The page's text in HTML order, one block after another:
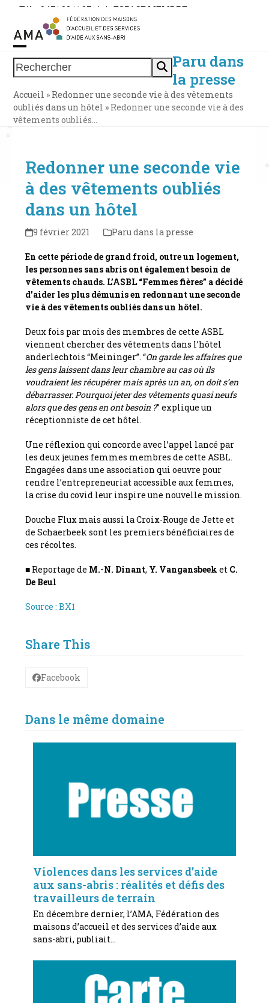
Skip
content
Tél. : 0471 38 11 37 | | ESPACE MEMBRE
Rechercher
Open
mobile
menu
Close
mobile
menu
Paru dans
la presse
Accueil » Redonner une seconde vie à des vêtements
oubliés dans un hôtel » Redonner une seconde vie à des
vêtements oubliés…
Redonner une seconde vie
à des vêtements oubliés
dans un hôtel
9 février 2021 Paru dans la presse
En cette période de grand froid, outre un logement,
les personnes sans abris ont également besoin de
vêtements chauds. L’ASBL “Femmes fières” a décidé
d’aider les plus démunis en redonnant une seconde
vie à des vêtements oubliés dans un hôtel.
Deux fois par mois des membres de cette ASBL
viennent chercher des vêtements dans l’hôtel
anderlechtois “Meininger”. “On garde les affaires que
les gens laissent dans leur chambre au cas où ils
voudraient les récupérer mais après un an, on doit s’en
débarrasser. Pourquoi jeter des vêtements quasi neufs
alors que des gens en ont besoin ?” explique un
réceptionniste de cet hôtel.
Une réflexion qui concorde avec l’appel lancé par
les deux jeunes femmes membres de cette ASBL.
Engagées dans une association qui oeuvre pour
rendre l’entrepreneuriat accessible aux femmes,
la crise du covid leur inspire une nouvelle mission.
Douche Flux mais aussi la Croix-Rouge de Jette et
de Schaerbeek sont les premiers bénéficiaires de
ces récoltes.
■ Reportage de M.-N. Dinant, Y. Vangansbeek et C.
De Beul
Source : BX1
Share This
Facebook
Dans le même domaine
Violences dans les services d’aide
aux sans-abris : réalités et défis des
travailleurs de terrain
En décembre dernier, l’AMA, Fédération des
maisons d’accueil et des services d’aide aux
sans-abri, publiait…